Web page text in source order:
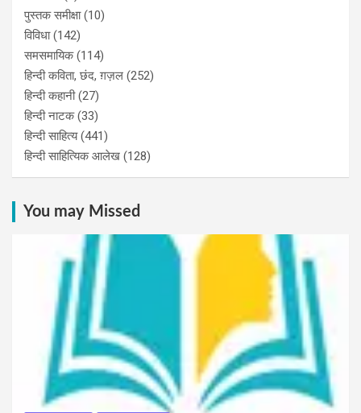
पुस्‍तक समीक्षा(10)
विविधा(142)
समसमायिक(114)
हिन्दी कविता, छंद, ग़ज़ल (252)
हिन्दी कहानी(27)
हिन्‍दी नाटक(33)
हिन्दी साहित्य(441)
हिन्दी साहित्यिक आलेख (128)
You may Missed